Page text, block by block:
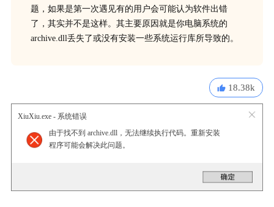
题，如果是第一次遇见有的用户会可能认为软件出错
了，其实并不是这样。其主要原因就是你电脑系统的
archive.dll丢失了或没有安装一些系统运行库所导致的。
18.38k
XiuXiu.exe - 系统错误
由于找不到 archive.dll，无法继续执行代码。重新安装
程序可能会解决此问题。